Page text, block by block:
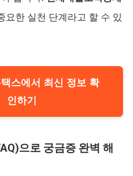
요한 실천 단계라고 할 수 있
스에서 최신 정보 확
인하기
으로 궁금증 완벽 해